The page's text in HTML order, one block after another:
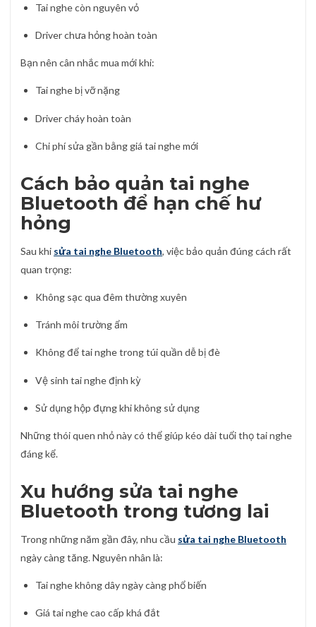
Tai nghe còn nguyên vỏ
Driver chưa hỏng hoàn toàn
Bạn nên cân nhắc mua mới khi:
Tai nghe bị vỡ nặng
Driver cháy hoàn toàn
Chi phí sửa gần bằng giá tai nghe mới
Cách bảo quản tai nghe
Bluetooth để hạn chế hư
hỏng
Sau khi sửa tai nghe Bluetooth, việc bảo quản đúng cách rất
quan trọng:
Không sạc qua đêm thường xuyên
Tránh môi trường ẩm
Không để tai nghe trong túi quần dễ bị đè
Vệ sinh tai nghe định kỳ
Sử dụng hộp đựng khi không sử dụng
Những thói quen nhỏ này có thể giúp kéo dài tuổi thọ tai nghe
đáng kể.
Xu hướng sửa tai nghe
Bluetooth trong tương lai
Trong những năm gần đây, nhu cầu sửa tai nghe Bluetooth
ngày càng tăng. Nguyên nhân là:
Tai nghe không dây ngày càng phổ biến
Giá tai nghe cao cấp khá đắt